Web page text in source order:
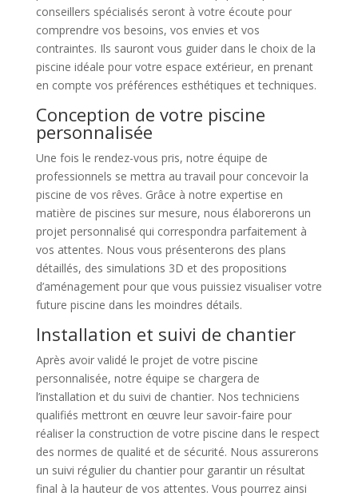
conseillers spécialisés seront à votre écoute pour
comprendre vos besoins, vos envies et vos
contraintes. Ils sauront vous guider dans le choix de la
piscine idéale pour votre espace extérieur, en prenant
en compte vos préférences esthétiques et techniques.
Conception de votre piscine
personnalisée
Une fois le rendez-vous pris, notre équipe de
professionnels se mettra au travail pour concevoir la
piscine de vos rêves. Grâce à notre expertise en
matière de piscines sur mesure, nous élaborerons un
projet personnalisé qui correspondra parfaitement à
vos attentes. Nous vous présenterons des plans
détaillés, des simulations 3D et des propositions
d’aménagement pour que vous puissiez visualiser votre
future piscine dans les moindres détails.
Installation et suivi de chantier
Après avoir validé le projet de votre piscine
personnalisée, notre équipe se chargera de
l’installation et du suivi de chantier. Nos techniciens
qualifiés mettront en œuvre leur savoir-faire pour
réaliser la construction de votre piscine dans le respect
des normes de qualité et de sécurité. Nous assurerons
un suivi régulier du chantier pour garantir un résultat
final à la hauteur de vos attentes. Vous pourrez ainsi